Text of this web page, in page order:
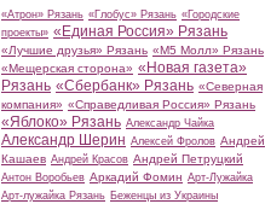
«Атрон» Рязань «Глобус» Рязань «Городские
проекты» «Единая Россия» Рязань
«Лучшие друзья» Рязань «М5 Молл» Рязань
«Мещерская сторона» «Новая газета»
Рязань «Сбербанк» Рязань «Северная
компания» «Справедливая Россия» Рязань
«Яблоко» Рязань Александр Чайка
Александр Шерин Алексей Фролов Андрей
Кашаев Андрей Красов Андрей Петруцкий
Антон Воробьев Аркадий Фомин Арт-Лужайка
Арт-лужайка Рязань Беженцы из Украины